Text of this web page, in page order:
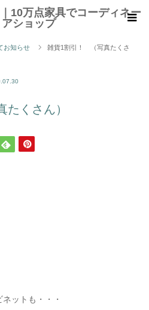
10万点家具でコーディネー
アショップ
お知らせ
雑貨1割引！ （写真たくさ
くさん）
ットも・・・